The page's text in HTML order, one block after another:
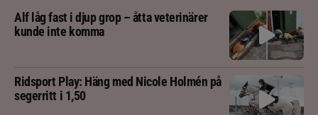
Alf låg fast i djup grop – åtta veterinärer
kunde inte komma
Ridsport Play: Häng med Nicole Holmén på
segerritt i 1,50